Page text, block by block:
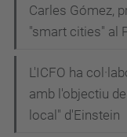
Carles Gómez,
"smart cities" al
L'ICFO ha
amb l'objectiu
local" d'Einstein